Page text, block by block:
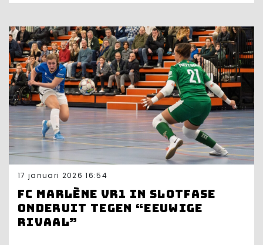
17 januari 2026 16:54
FC Marlène VR1 in slotfase
onderuit tegen “eeuwige
rivaal”